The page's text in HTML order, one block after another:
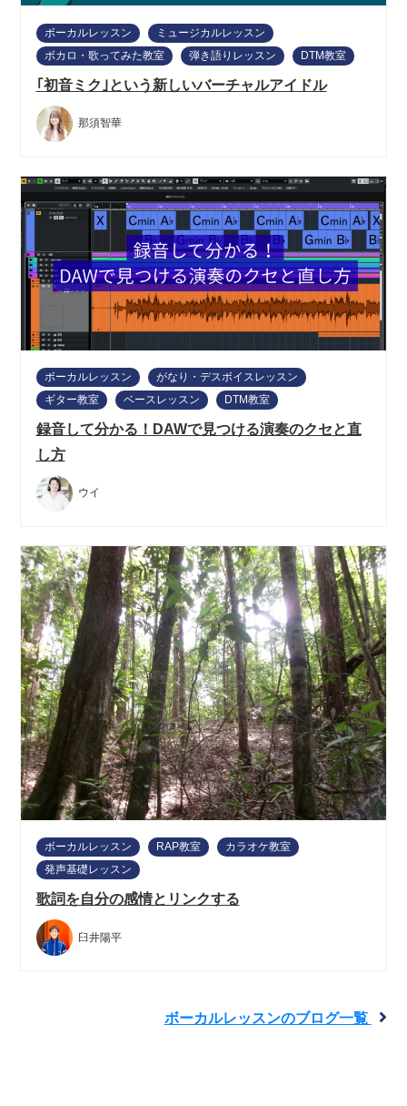
ボーカルレッスン
ミュージカルレッスン
ボカロ・歌ってみた教室
弾き語りレッスン DTM教室
｢初音ミク｣という新しいバーチャルアイドル
那須智華
ボーカルレッスン
がなり・デスボイスレッスン
ギター教室
ベースレッスン DTM教室
録音して分かる！DAWで見つける演奏のクセと直
し方
ウイ
ボーカルレッスン RAP教室
カラオケ教室
発声基礎レッスン
歌詞を自分の感情とリンクする
臼井陽平
ボーカルレッスンのブログ一覧